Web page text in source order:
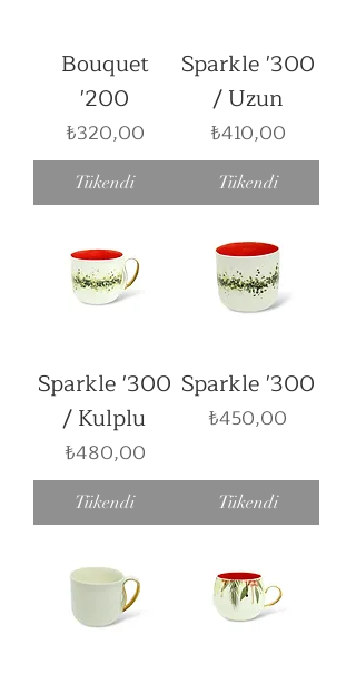
Bouquet
'200
Fiyat
₺320,00
Tükendi
Sparkle '300
/ Uzun
Fiyat
₺410,00
Tükendi
Sparkle '300
/ Kulplu
Fiyat
₺480,00
Tükendi
Sparkle '300
Fiyat
₺450,00
Tükendi